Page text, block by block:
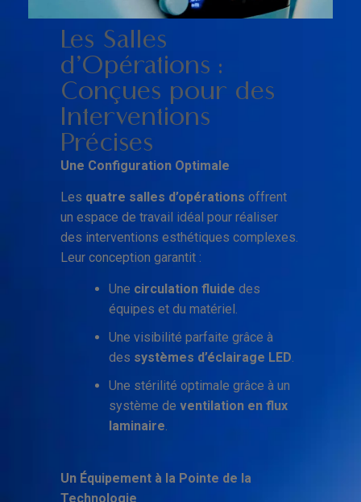
Les Salles
d’Opérations :
Conçues pour des
Interventions
Précises
Une Configuration Optimale
Les quatre salles d’opérations offrent
un espace de travail idéal pour réaliser
des interventions esthétiques complexes.
Leur conception garantit :
Une circulation fluide des
équipes et du matériel.
Une visibilité parfaite grâce à
des systèmes d’éclairage LED.
Une stérilité optimale grâce à un
système de ventilation en flux
laminaire.
Un Équipement à la Pointe de la
Technologie